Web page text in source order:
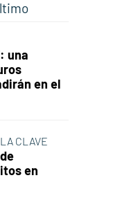
una
en el
CLAVE
en